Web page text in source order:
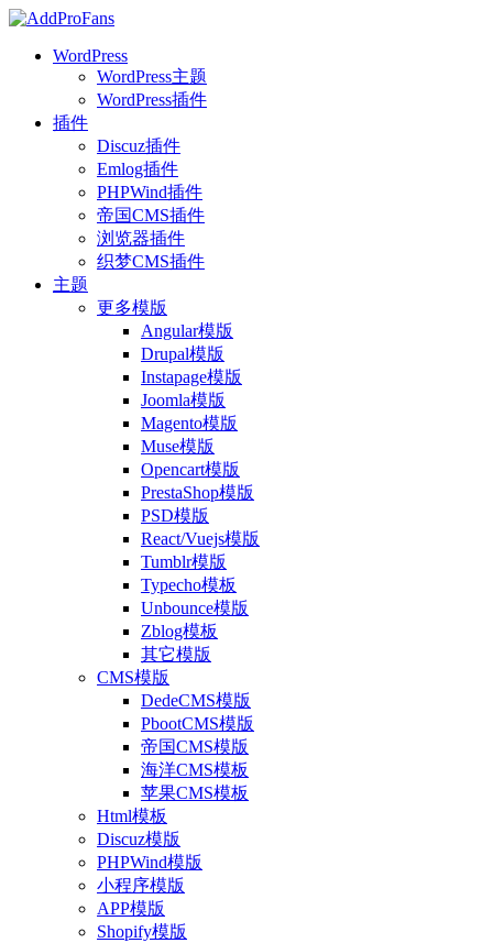
WordPress
WordPress主题
WordPress插件
插件
Discuz插件
Emlog插件
PHPWind插件
帝国CMS插件
浏览器插件
织梦CMS插件
主题
更多模版
Angular模版
Drupal模版
Instapage模版
Joomla模版
Magento模版
Muse模版
Opencart模版
PrestaShop模版
PSD模版
React/Vuejs模版
Tumblr模版
Typecho模板
Unbounce模版
Zblog模板
其它模版
CMS模版
DedeCMS模版
PbootCMS模版
帝国CMS模版
海洋CMS模板
苹果CMS模板
Html模板
Discuz模版
PHPWind模版
小程序模版
APP模版
Shopify模版